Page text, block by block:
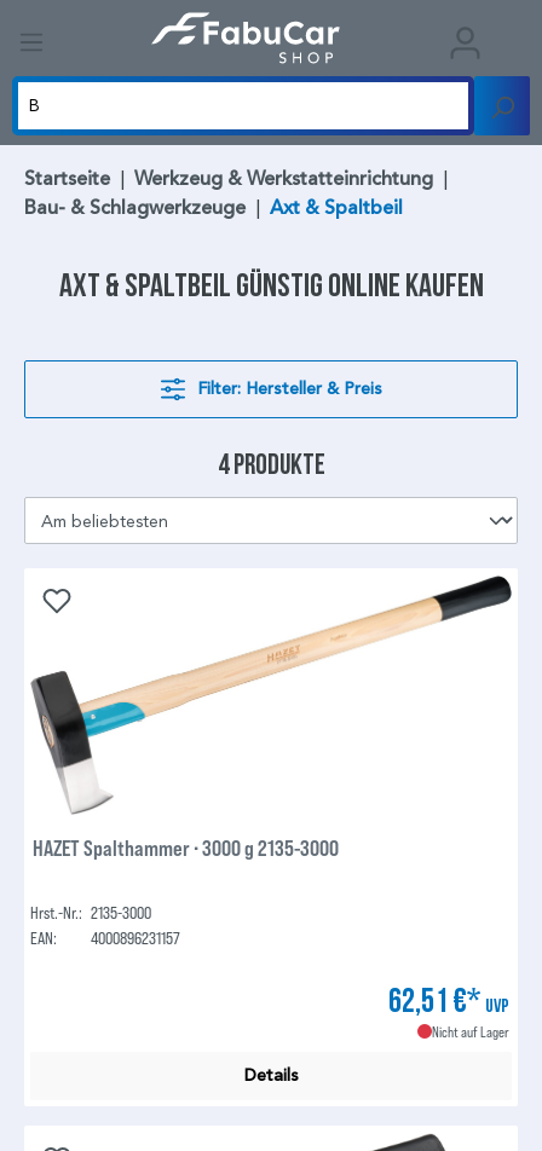
Startseite | Werkzeug & Werkstatteinrichtung |
Bau- & Schlagwerkzeuge | Axt & Spaltbeil
Axt & Spaltbeil günstig online kaufen
Filter: Hersteller & Preis
4 Produkte
HAZET Spalthammer ∙ 3000 g 2135-3000
Hrst.-Nr.: 2135-3000
EAN:
4000896231157
62,51 €* UVP
Nicht auf Lager
Details